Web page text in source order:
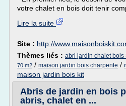
votre chalet en bois doit tenir
Lire la suite
Site : http://
Thèmes liés : abri jardin chalet bois
70 m2 / maison jardin bois charpente /
maison jardin bois kit
Abris de jardin en bois
abris, chalet en ...